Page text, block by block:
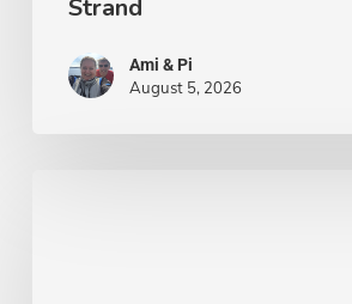
Strand
Ami & Pi
August 5, 2026